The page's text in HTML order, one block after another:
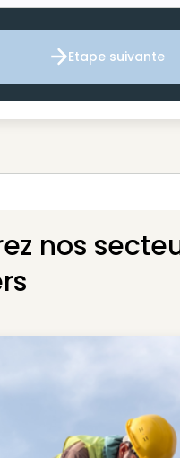
Etape
Etape suivante
nos